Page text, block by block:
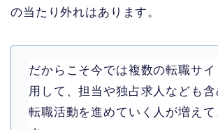
の当たり外れはあります。
だからこそ今では複数の転職サ
用して、担当や独占求人なども
転職活動を進めていく人が増えて